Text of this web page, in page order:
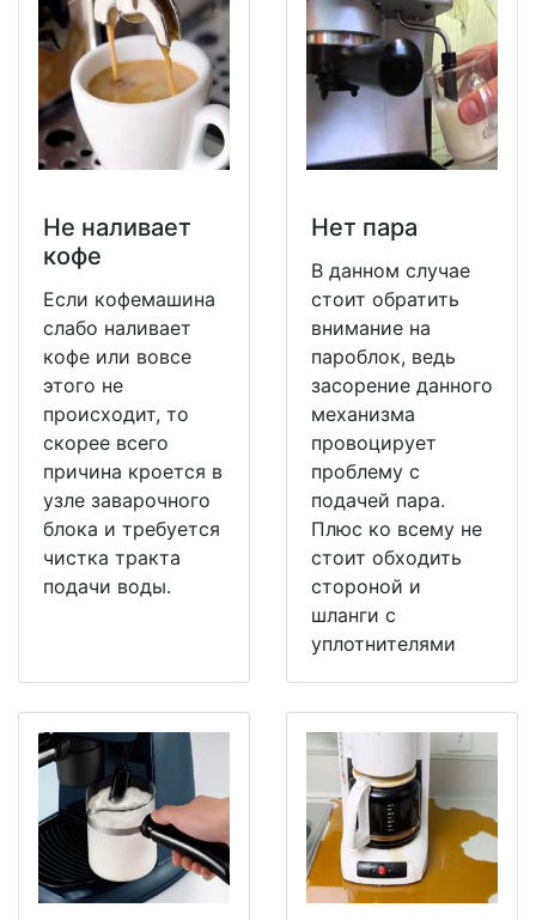
Не наливает
кофе
Если кофемашина
слабо наливает
кофе или вовсе
этого не
происходит, то
скорее всего
причина кроется в
узле заварочного
блока и требуется
чистка тракта
подачи воды.
Нет пара
В данном случае
стоит обратить
внимание на
пароблок, ведь
засорение данного
механизма
провоцирует
проблему с
подачей пара.
Плюс ко всему не
стоит обходить
стороной и
шланги с
уплотнителями